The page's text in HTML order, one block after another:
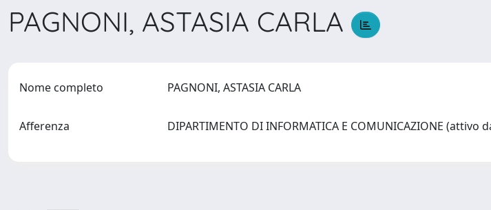
PAGNONI, ASTASIA CARLA
Nome completo PAGNONI, ASTASIA CARLA
Afferenza DIPARTIMENTO DI INFORMATICA E COMUNICAZIONE (attivo